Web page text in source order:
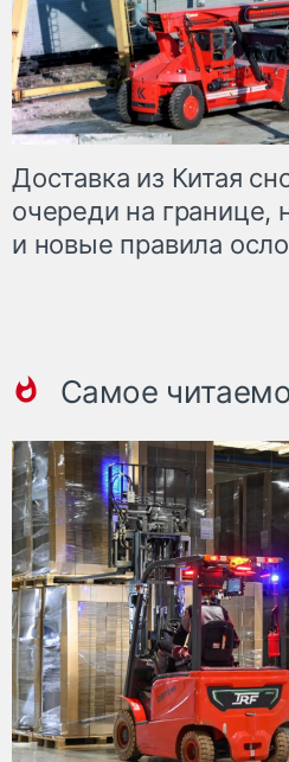
Доставка из Китая
очереди на границе,
и новые правила
Самое